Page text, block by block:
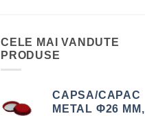
CELE MAI VANDUTE
PRODUSE
CAPSA/CAPAC
METAL Φ26 MM,